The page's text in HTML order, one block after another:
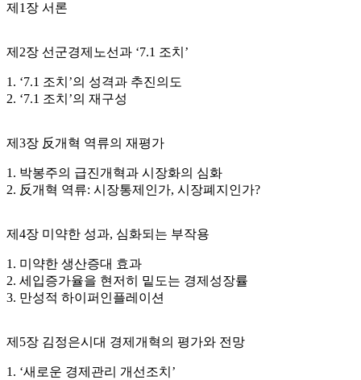
제1장 서론
제2장 선군경제노선과 ‘7.1 조치’
1. ‘7.1 조치’의 성격과 추진의도
2. ‘7.1 조치’의 재구성
제3장 反개혁 역류의 재평가
1. 박봉주의 급진개혁과 시장화의 심화
2. 反개혁 역류: 시장통제인가, 시장폐지인가?
제4장 미약한 성과, 심화되는 부작용
1. 미약한 생산증대 효과
2. 세입증가율을 현저히 밑도는 경제성장률
3. 만성적 하이퍼인플레이션
제5장 김정은시대 경제개혁의 평가와 전망
1. ‘새로운 경제관리 개선조치’